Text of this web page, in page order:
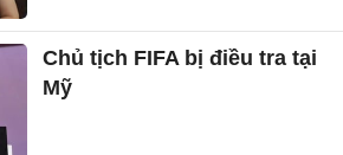
Chủ tịch FIFA bị điều tra tại
Mỹ